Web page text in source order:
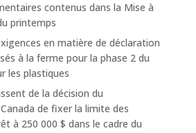
contenus dans la Mise à
printemps
en matière de déclaration
à la ferme pour la phase 2 du
les plastiques
de la décision du
de fixer la limite des
à 250 000 $ dans le cadre du